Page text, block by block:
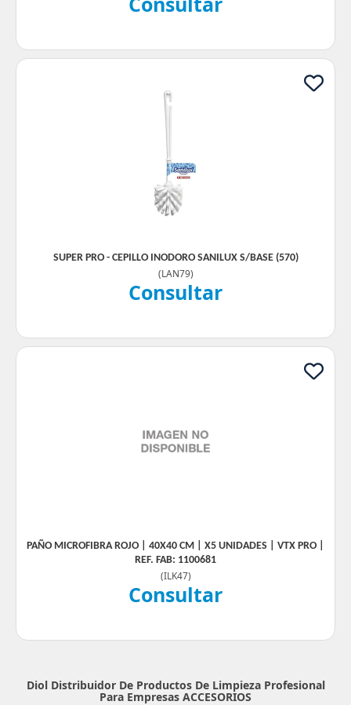
SUPER PRO - CEPILLO INODORO SANILUX S/BASE (570)
(LAN79)
Consultar
PAÑO MICROFIBRA ROJO | 40X40 CM | X5 UNIDADES | VTX PRO |
REF. FAB: 1100681
(ILK47)
Consultar
Diol Distribuidor De Productos De Limpieza Profesional
Para Empresas ACCESORIOS